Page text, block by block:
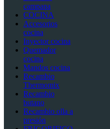
campana
COCINA
Accesorios
cocina
Inyector cocina
Quemador
cocina
Mandos cocina
Recambio
Thermomix
Recambio
butano
Recambio olla a
presión